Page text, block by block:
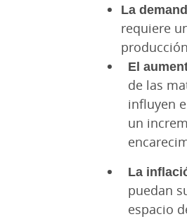
La
requiere
El
de las
influyen
un
La
puedan
espacio